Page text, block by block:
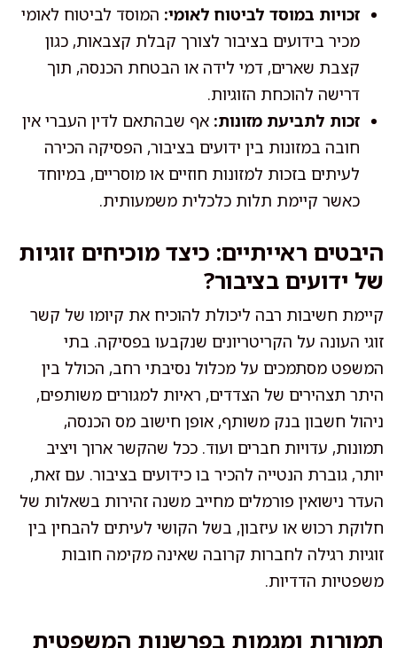
זכויות במוסד לביטוח לאומי: המוסד לביטוח לאומי
מכיר בידועים בציבור לצורך קבלת קצבאות, כגון
קצבת שארים, דמי לידה או הבטחת הכנסה, תוך
דרישה להוכחת הזוגיות.
זכות לתביעת מזונות: אף שבהתאם לדין העברי אין
חובה במזונות בין ידועים בציבור, הפסיקה הכירה
לעיתים בזכות למזונות חוזיים או מוסריים, במיוחד
כאשר קיימת תלות כלכלית משמעותית.
היבטים ראייתיים: כיצד מוכיחים זוגיות
של ידועים בציבור?
קיימת חשיבות רבה ליכולת להוכיח את קיומו של קשר
זוגי העונה על הקריטריונים שנקבעו בפסיקה. בתי
המשפט מסתמכים על מכלול נסיבתי רחב, הכולל בין
היתר תצהירים של הצדדים, ראיות למגורים משותפים,
ניהול חשבון בנק משותף, אופן חישוב מס הכנסה,
תמונות, עדויות חברים ועוד. ככל שהקשר ארוך ויציב
יותר, גוברת הנטייה להכיר בו כידועים בציבור. עם זאת,
העדר נישואין פורמלים מחייב משנה זהירות בשאלות של
חלוקת רכוש או עיזבון, בשל הקושי לעיתים להבחין בין
זוגיות רגילה לחברות קרובה שאינה מקימה חובות
משפטיות הדדיות.
תמורות ומגמות בפרשנות המשפטית